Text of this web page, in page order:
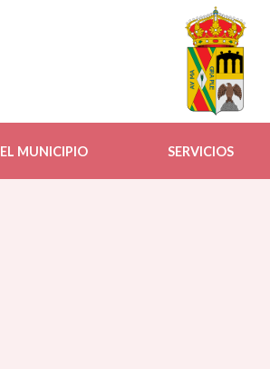
EL MUNICIPIO SERVICIOS